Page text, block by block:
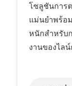
โซลูชันการ
แม่นยำพร้อ
หนักสำหรับ
งานของไล